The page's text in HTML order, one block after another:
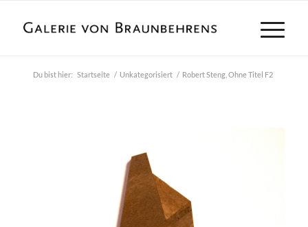
Du bist hier: Startseite / Unkategorisiert / Robert Steng, Ohne Titel F2